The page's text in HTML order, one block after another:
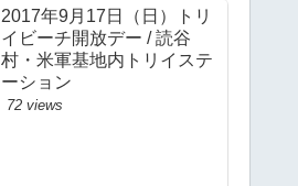
2017年9月17日（日）トリ
イビーチ開放デー / 読谷
村・米軍基地内トリイステ
ーション
72 views